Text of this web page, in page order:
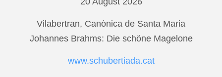
Vilabertran, Canònica de Santa Maria
Johannes Brahms: Die schöne Magelone
www.schubertiada.cat